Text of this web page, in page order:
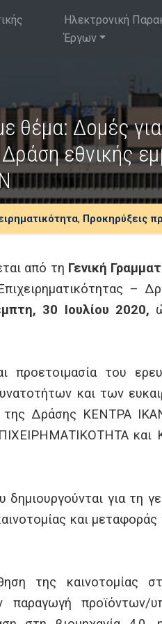
Ηλεκτρονική
Έργων
θέμα: Δομές
εθνικής
, Προκηρύξεις
από τη Γενική
–
30 Ιουλίου 2020,
του
και των
της Δράσης ΚΕΝΤΡΑ
και
για τη
και μεταφοράς
της καινοτομίας
παραγωγή προϊόντων/